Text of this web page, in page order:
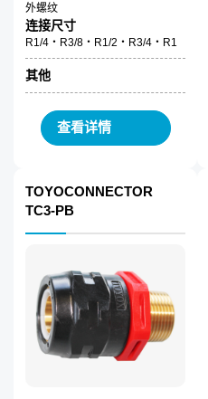
外螺纹
连接尺寸
R1/4・R3/8・R1/2・R3/4・R1
其他
查看详情
TOYOCONNECTOR
TC3-PB